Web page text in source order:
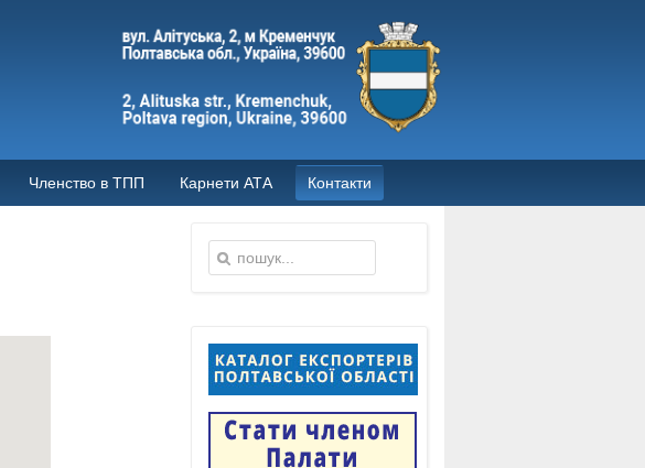
Членство в ТПП Карнети АТА Контакти